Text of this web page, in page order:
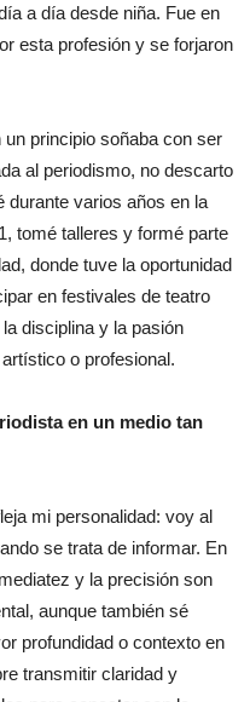
a día desde niña. Fue en
esta profesión y se forjaron
principio soñaba con ser
al periodismo, no descarto
durante varios años en la
tomé talleres y formé parte
donde tuve la oportunidad
en festivales de teatro
disciplina y la pasión
o profesional.
en un medio tan
mi personalidad: voy al
se trata de informar. En
y la precisión son
aunque también sé
profundidad o contexto en
transmitir claridad y